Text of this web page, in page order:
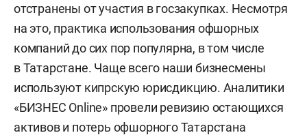
отстранены от участия в госзакупках. Несмотря
на это, практика использования офшорных
компаний до сих пор популярна, в том числе
в Татарстане. Чаще всего наши бизнесмены
используют кипрскую юрисдикцию. Аналитики
«БИЗНЕС Online» провели ревизию остающихся
активов и потерь офшорного Татарстана